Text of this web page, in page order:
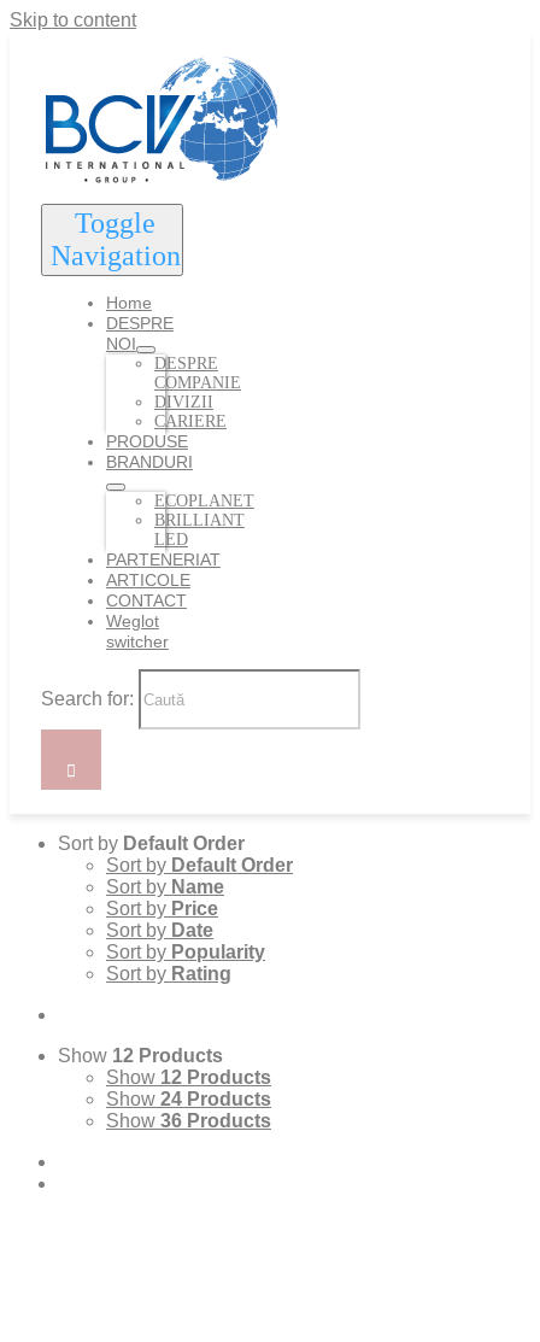
Skip to content
Toggle
Navigation
Home
DESPRE
NOI
DESPRE
COMPANIE
DIVIZII
CARIERE
PRODUSE
BRANDURI
ECOPLANET
BRILLIANT
LED
PARTENERIAT
ARTICOLE
CONTACT
Weglot
switcher
Search for:
Sort by Default Order
Sort by Default Order
Sort by Name
Sort by Price
Sort by Date
Sort by Popularity
Sort by Rating
Show 12 Products
Show 12 Products
Show 24 Products
Show 36 Products